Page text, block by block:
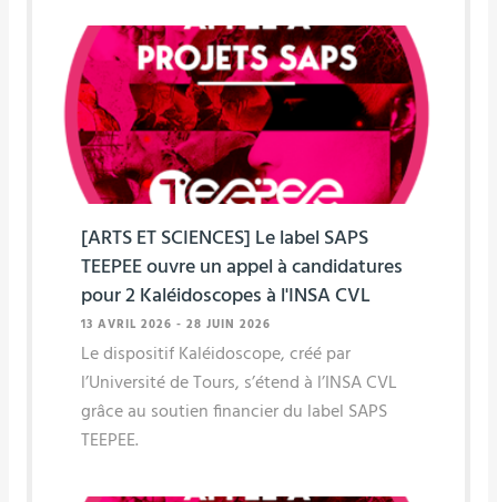
[ARTS ET SCIENCES] Le label SAPS
TEEPEE ouvre un appel à candidatures
pour 2 Kaléidoscopes à l'INSA CVL
13 AVRIL 2026 - 28 JUIN 2026
Le dispositif Kaléidoscope, créé par
l’Université de Tours, s’étend à l’INSA CVL
grâce au soutien financier du label SAPS
TEEPEE.